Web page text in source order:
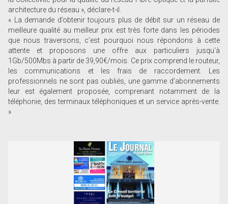
architecture du réseau », déclare-t-il.
« La demande d’obtenir toujours plus de débit sur un réseau de
meilleure qualité au meilleur prix est très forte dans les périodes
que nous traversons, c’est pourquoi nous répondons à cette
attente et proposons une offre aux particuliers jusqu’à
1Gb/500Mbs à partir de 39,90€/mois. Ce prix comprend le routeur,
les communications et les frais de raccordement. Les
professionnels ne sont pas oubliés, une gamme d’abonnements
leur est également proposée, comprenant notamment de la
téléphonie, des terminaux téléphoniques et un service après-vente.
»